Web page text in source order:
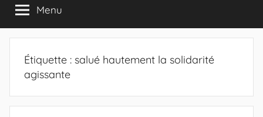
News
sur
le
Sahara
révélée
Menu
Étiquette : salué hautement la solidarité
agissante